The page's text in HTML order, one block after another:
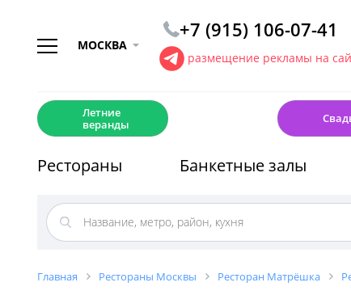
МОСКВА
+7 (915) 106-07-41
размещение рекламы на
Летние
веранды
Рестораны Банкетные залы
Главная Рестораны Москвы Ресторан Матрёшка